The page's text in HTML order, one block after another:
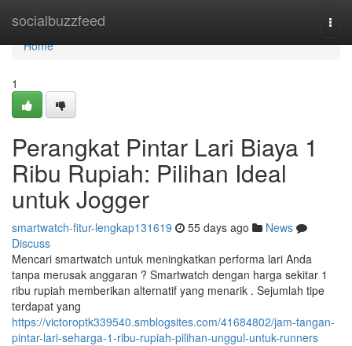
socialbuzzfeed
Home
Home
1
Perangkat Pintar Lari Biaya 1
Ribu Rupiah: Pilihan Ideal
untuk Jogger
smartwatch-fitur-lengkap131619 55 days ago
News
Discuss
Mencari smartwatch untuk meningkatkan performa lari Anda
tanpa merusak anggaran ? Smartwatch dengan harga sekitar 1
ribu rupiah memberikan alternatif yang menarik . Sejumlah tipe
terdapat yang
https://victoroptk339540.smblogsites.com/41684802/jam-tangan-
pintar-lari-seharga-1-ribu-rupiah-pilihan-unggul-untuk-runners